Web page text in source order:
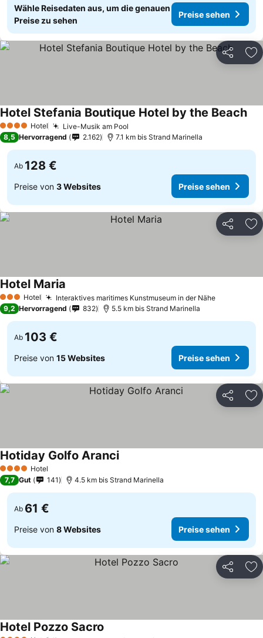
Wähle Reisedaten aus, um die genauen
Preise zu sehen
Preise sehen
Teilen
4 Sterne Hotel Live-Musik am Pool
Hotel Stefania Boutique Hotel by the Beach
8,5 Hervorragend 2.162 7.1 km bis Strand Marinella
Ab 128 €
Preise von 3 Websites Preise sehen
Teilen
3 SterneHotel Interaktives maritimes Kunstmuseum in der Nähe
Hotel Maria
9,2 Hervorragend 832 5.5 km bis Strand Marinella
Ab 103 €
Preise von 15 Websites Preise sehen
Teilen
4 Sterne Hotel
Hotiday Golfo Aranci
7,7 Gut 141 4.5 km bis Strand Marinella
Ab 61 €
Preise von 8 Websites Preise sehen
Teilen
Hotel Pozzo Sacro